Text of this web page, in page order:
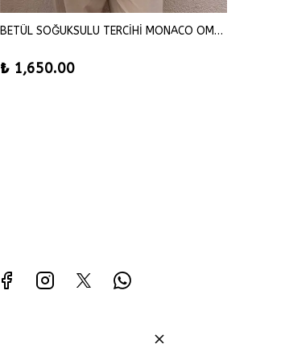
BETÜL SOĞUKSULU TERCİHİ MONACO OMUZ ŞAL
₺ 1,650.00